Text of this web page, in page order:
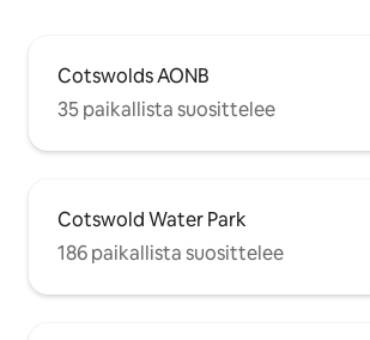
Cotswolds AONB
35 paikallista suosittelee
Cotswold Water Park
186 paikallista suosittelee